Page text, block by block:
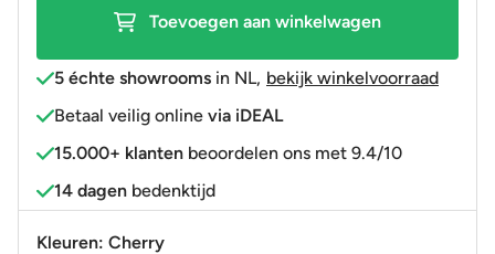
Toevoegen aan winkelwagen
5 échte showrooms in NL, bekijk winkelvoorraad
Betaal veilig online via iDEAL
15.000+ klanten beoordelen ons met 9.4/10
14 dagen bedenktijd
Kleuren: Cherry